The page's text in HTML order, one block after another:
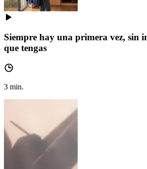
Siempre hay una primera vez, sin
que tengas
3 min.